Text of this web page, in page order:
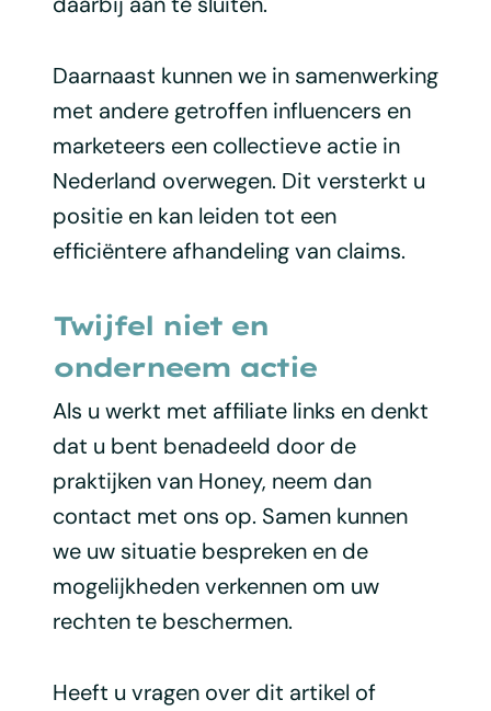
Daarnaast kunnen we in samenwerking
met andere getroffen influencers en
marketeers een collectieve actie in
Nederland overwegen. Dit versterkt u
positie en kan leiden tot een
efficiëntere afhandeling van claims.
Twijfel niet en
onderneem actie
Als u werkt met affiliate links en denkt
dat u bent benadeeld door de
praktijken van Honey, neem dan
contact met ons op. Samen kunnen
we uw situatie bespreken en de
mogelijkheden verkennen om uw
rechten te beschermen.
Heeft u vragen over dit artikel of